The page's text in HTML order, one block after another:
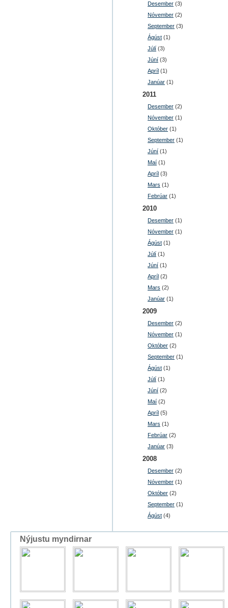
Desember (3)
Nóvember (2)
September (3)
Ágúst (1)
Júlí (3)
Júní (3)
Apríl (1)
Janúar (1)
2011
Desember (2)
Nóvember (1)
Október (1)
September (1)
Júní (1)
Maí (1)
Apríl (3)
Mars (1)
Febrúar (1)
2010
Desember (1)
Nóvember (1)
Ágúst (1)
Júlí (1)
Júní (1)
Apríl (2)
Mars (2)
Janúar (1)
2009
Desember (2)
Nóvember (1)
Október (2)
September (1)
Ágúst (1)
Júlí (1)
Júní (2)
Maí (2)
Apríl (5)
Mars (1)
Febrúar (2)
Janúar (3)
2008
Desember (2)
Nóvember (1)
Október (2)
September (1)
Ágúst (4)
Nýjustu myndirnar